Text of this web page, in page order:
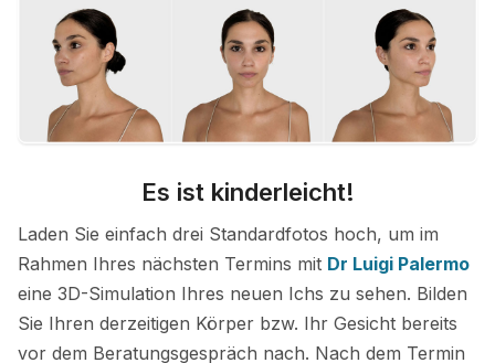
Es ist kinderleicht!
Laden Sie einfach drei Standardfotos hoch, um im
Rahmen Ihres nächsten Termins mit Dr Luigi Palermo
eine 3D-Simulation Ihres neuen Ichs zu sehen. Bilden
Sie Ihren derzeitigen Körper bzw. Ihr Gesicht bereits
vor dem Beratungsgespräch nach. Nach dem Termin